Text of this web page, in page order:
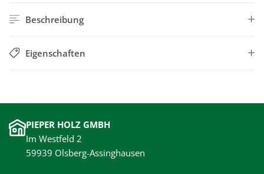
Beschreibung
Eigenschaften
PIEPER HOLZ GMBH
Im Westfeld 2
59939 Olsberg-Assinghausen